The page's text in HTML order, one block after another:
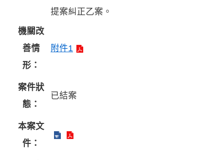
提案糾正乙案。
機關改
善情
形：
附件1
案件狀
態：
已結案
本案文
件：